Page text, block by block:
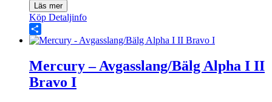
Läs mer
Köp Detaljinfo
Share
Mercury – Avgasslang/Bälg Alpha I II
Bravo I